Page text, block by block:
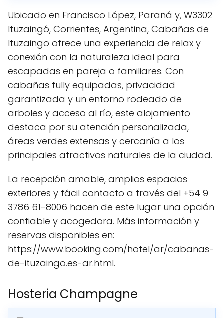
Ubicado en Francisco López, Paraná y, W3302
Ituzaingó, Corrientes, Argentina, Cabañas de
Ituzaingo ofrece una experiencia de relax y
conexión con la naturaleza ideal para
escapadas en pareja o familiares. Con
cabañas fully equipadas, privacidad
garantizada y un entorno rodeado de
arboles y acceso al río, este alojamiento
destaca por su atención personalizada,
áreas verdes extensas y cercanía a los
principales atractivos naturales de la ciudad.
La recepción amable, amplios espacios
exteriores y fácil contacto a través del +54 9
3786 61-8006 hacen de este lugar una opción
confiable y acogedora. Más información y
reservas disponibles en:
https://www.booking.com/hotel/ar/cabanas-
de-ituzaingo.es-ar.html.
Hosteria Champagne